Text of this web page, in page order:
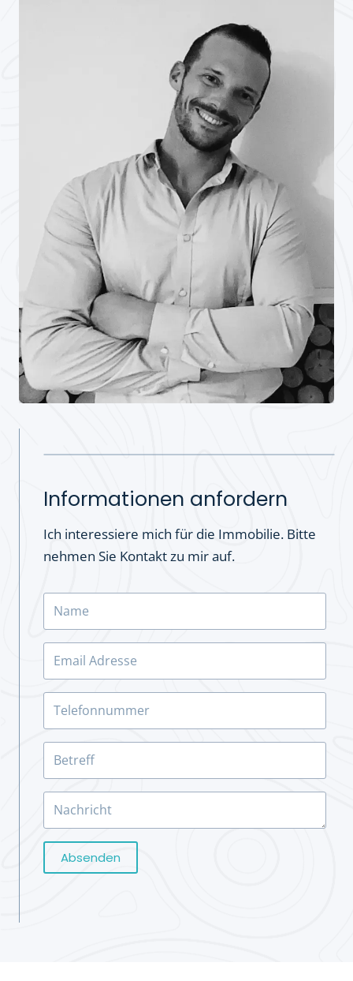
Informationen anfordern
Ich interessiere mich für die Immobilie. Bitte
nehmen Sie Kontakt zu mir auf.
Absenden